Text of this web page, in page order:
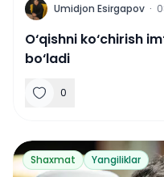
U Umidjon Esirgapov ·
O‘qishni ko‘chirish
bo‘ladi
0
Shaxmat Yangiliklar